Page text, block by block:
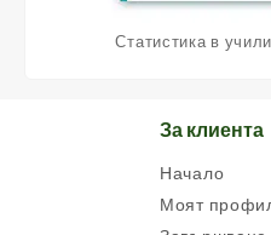
Статистика в
За клиента
Начало
Моят